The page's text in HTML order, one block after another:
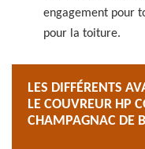
engagement pour
pour la toiture.
LES DIFFÉRENTS
LE COUVREUR HP
CHAMPAGNAC DE